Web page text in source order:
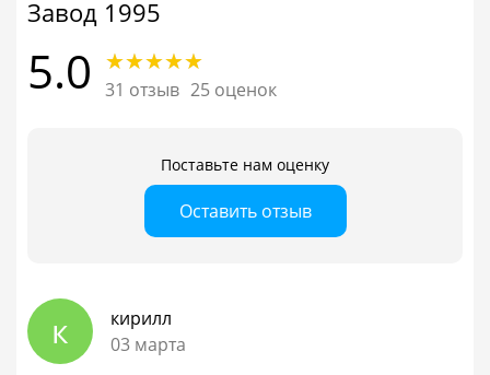
Завод 1995
5.0 31 отзыв 25 оценок
Поставьте нам оценку
Оставить отзыв
к
кирилл
03 марта